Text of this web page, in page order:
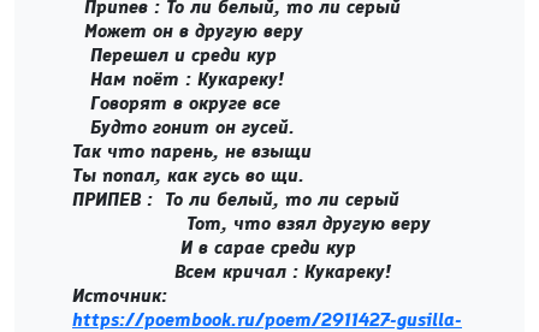
Припев : То ли белый, то ли серый
Может он в другую веру
Перешел и среди кур
Нам поёт : Кукареку!
Говорят в округе все
Будто гонит он гусей.
Так что парень, не взыщи
Ты попал, как гусь во щи.
ПРИПЕВ : То ли белый, то ли серый
Тот, что взял другую веру
И в сарае среди кур
Всем кричал : Кукареку!
Источник:
https://poembook.ru/poem/2911427-gusilla-